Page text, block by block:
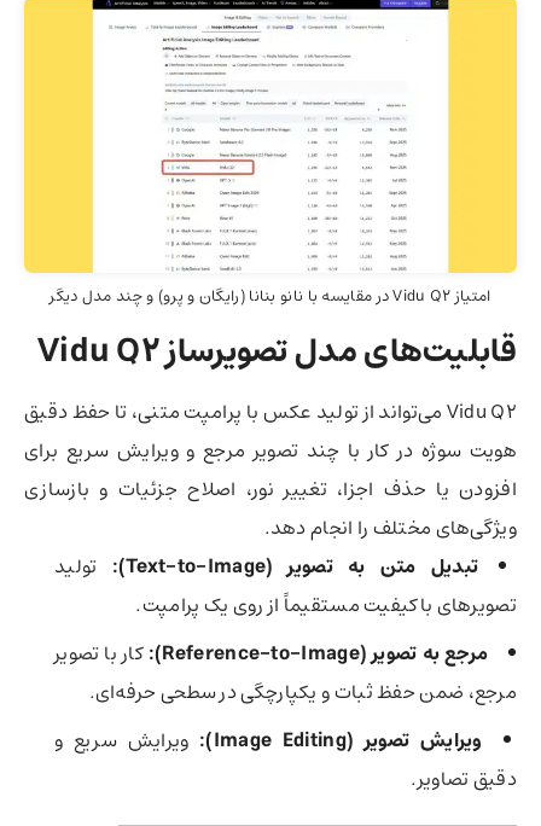
امتیاز Vidu Q2 در مقایسه با نانو بنانا (رایگان و پرو) و چند مدل دیگر
قابلیت‌های مدل تصویرساز Vidu Q2
Vidu Q2 می‌تواند از تولید عکس با پرامپت متنی، تا حفظ دقیق
هویت سوژه در کار با چند تصویر مرجع و ویرایش سریع برای
افزودن یا حذف اجزا، تغییر نور، اصلاح جزئیات و بازسازی
ویژگی‌های مختلف را انجام دهد.
تبدیل متن به تصویر (Text-to-Image):
تولید
تصویرهای باکیفیت مستقیماً از روی یک پرامپت.
مرجع به تصویر (Reference-to-Image):
کار با تصویر
مرجع، ضمن حفظ ثبات و یکپارچگی در سطحی حرفه‌ای.
ویرایش تصویر (Image Editing):
ویرایش سریع و
دقیق تصاویر.